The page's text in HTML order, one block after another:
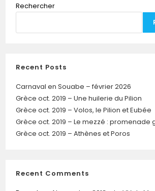
Rechercher
Recent Posts
Carnaval en Souabe – février 2026
Grèce oct. 2019 – Une huilerie du Pilion
Grèce oct. 2019 – Volos, le Pilion et Eubée
Grèce oct. 2019 – Le mezzé : promenade
Grèce oct. 2019 – Athènes et Poros
Recent Comments